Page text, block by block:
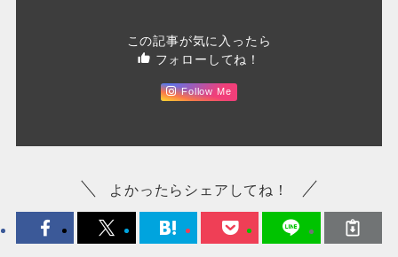
この記事が気に入ったら
フォローしてね！
Follow Me
よかったらシェアしてね！